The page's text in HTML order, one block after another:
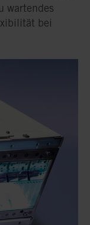
wartendes
bei